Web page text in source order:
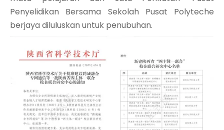
Penyelidikan Bersama Sekolah Pusat Polyteche
berjaya diluluskan untuk penubuhan.